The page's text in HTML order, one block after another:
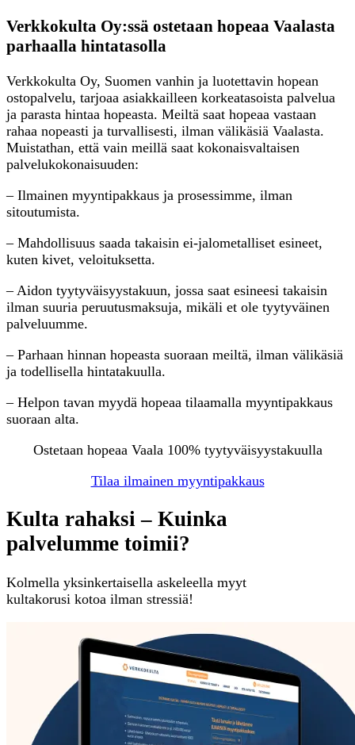
Verkkokulta Oy:ssä ostetaan hopeaa Vaalasta
parhaalla hintatasolla
Verkkokulta Oy, Suomen vanhin ja luotettavin hopean
ostopalvelu, tarjoaa asiakkailleen korkeatasoista palvelua
ja parasta hintaa hopeasta. Meiltä saat hopeaa vastaan
rahaa nopeasti ja turvallisesti, ilman välikäsiä Vaalasta.
Muistathan, että vain meillä saat kokonaisvaltaisen
palvelukokonaisuuden:
– Ilmainen myyntipakkaus ja prosessimme, ilman
sitoutumista.
– Mahdollisuus saada takaisin ei-jalometalliset esineet,
kuten kivet, veloituksetta.
– Aidon tyytyväisyystakuun, jossa saat esineesi takaisin
ilman suuria peruutusmaksuja, mikäli et ole tyytyväinen
palveluumme.
– Parhaan hinnan hopeasta suoraan meiltä, ilman välikäsiä
ja todellisella hintatakuulla.
– Helpon tavan myydä hopeaa tilaamalla myyntipakkaus
suoraan alta.
Ostetaan hopeaa Vaala 100% tyytyväisyystakuulla
Tilaa ilmainen myyntipakkaus
Kulta rahaksi – Kuinka
palvelumme toimii?
Kolmella yksinkertaisella askeleella myyt
kultakorusi kotoa ilman stressiä!